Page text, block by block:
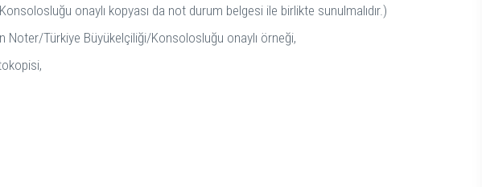
onaylı kopyası da not durum belgesi ile birlikte sunulmalıdır.)
Noter/Türkiye Büyükelçiliği/Konsolosluğu onaylı örneği,